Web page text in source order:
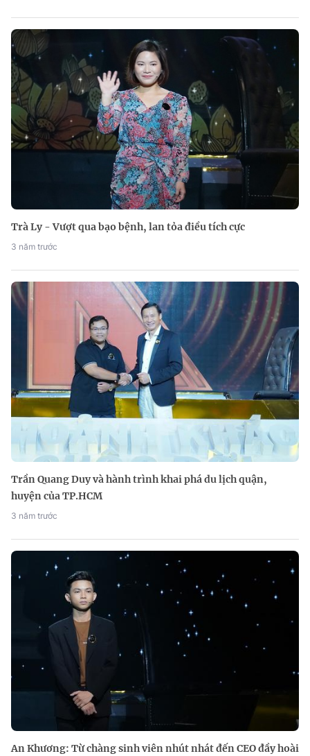
Trà Ly - Vượt qua bạo bệnh, lan tỏa điều tích cực
3 năm trước
Trần Quang Duy và hành trình khai phá du lịch quận,
huyện của TP.HCM
3 năm trước
An Khương: Từ chàng sinh viên nhút nhát đến CEO đầy hoài